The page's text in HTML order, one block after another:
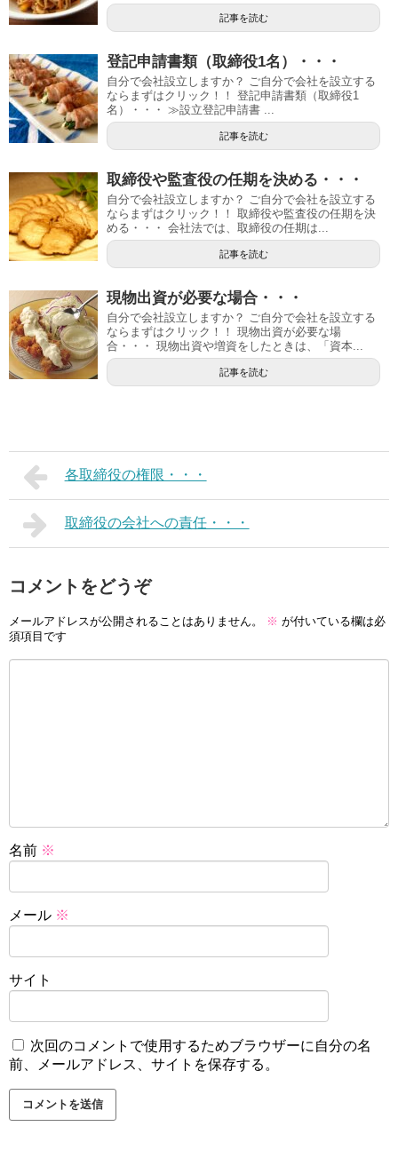
記事を読む
登記申請書類（取締役1名）・・・
自分で会社設立しますか？ ご自分で会社を設立する
ならまずはクリック！！ 登記申請書類（取締役1
名）・・・ ≫設立登記申請書 ...
記事を読む
取締役や監査役の任期を決める・・・
自分で会社設立しますか？ ご自分で会社を設立する
ならまずはクリック！！ 取締役や監査役の任期を決
める・・・ 会社法では、取締役の任期は...
記事を読む
現物出資が必要な場合・・・
自分で会社設立しますか？ ご自分で会社を設立する
ならまずはクリック！！ 現物出資が必要な場
合・・・ 現物出資や増資をしたときは、「資本...
記事を読む
各取締役の権限・・・
取締役の会社への責任・・・
コメントをどうぞ
メールアドレスが公開されることはありません。 ※ が付いている欄は必
須項目です
名前 ※
メール ※
サイト
次回のコメントで使用するためブラウザーに自分の名
前、メールアドレス、サイトを保存する。